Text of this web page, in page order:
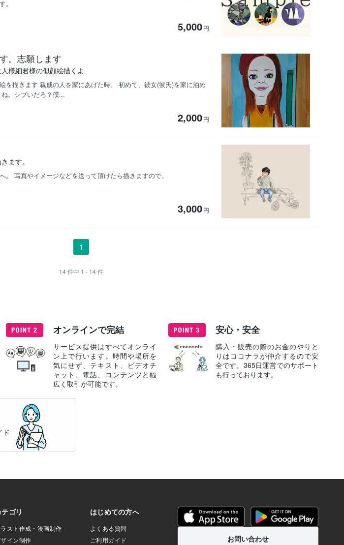
。
5,000円
。志願します
様細君様の似顔絵描くよ
を描きます 親戚の人を家にあげた時。 初めて、彼女(彼氏)を家に泊め
。シブいだろ？僕...
2,000円
ます。
写真やイメージなどを送って頂けたら描きますので。
3,000円
1
14件中 1 - 14件
オンラインで完結
サービス提供はすべてオンライ
ン上で行います。時間や場所を
気にせず、テキスト、ビデオチ
ャット、電話、コンテンツと幅
広く取引が可能です。
安心・安全
購入・販売の際のお金のやりと
りはココナラが仲介するので安
全です。365日運営でのサポート
も行っております。